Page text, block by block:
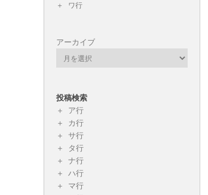
ワ行
アーカイブ
投稿検索
ア行
カ行
サ行
タ行
ナ行
ハ行
マ行